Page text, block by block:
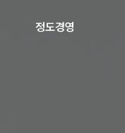
정도경영